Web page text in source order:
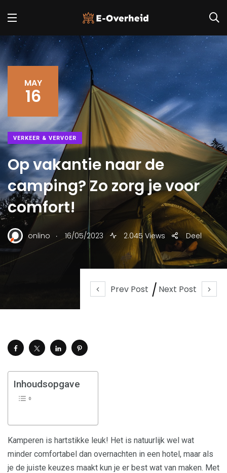
Prev Post Next Post
MAY
16
VERKEER & VERVOER
Op vakantie naar de
camping? Zo zorg je voor
comfort!
onlino . 16/05/2023 2.045 Views Deel
Inhoudsopgave
Kamperen is hartstikke leuk! Het is natuurlijk wel wat
minder comfortabel dan overnachten in een hotel, maar als
je de juiste keuzes maakt kun je er best wat van maken. Met